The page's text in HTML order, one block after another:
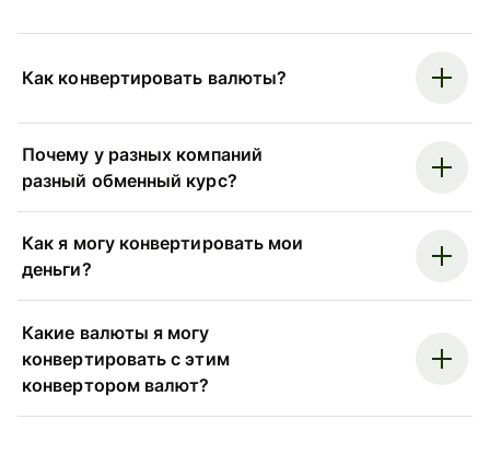
Как конвертировать валюты?
Почему у разных компаний
разный обменный курс?
Как я могу конвертировать мои
деньги?
Какие валюты я могу
конвертировать с этим
конвертором валют?